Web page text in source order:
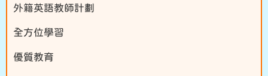
外籍英語教師計劃
全方位學習
優質教育